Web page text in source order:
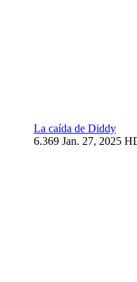
La caída de Diddy
6.369 Jan. 27, 2025